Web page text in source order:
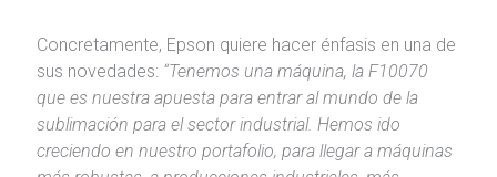
Concretamente, Epson quiere hacer énfasis en una de
sus novedades: “Tenemos una máquina, la F10070
que es nuestra apuesta para entrar al mundo de la
sublimación para el sector industrial. Hemos ido
creciendo en nuestro portafolio, para llegar a máquinas